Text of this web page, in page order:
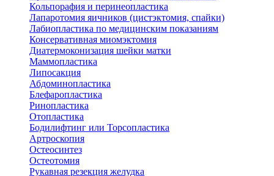
Кольпорафия и перинеопластика
Лапаротомия яичников (цистэктомия, спайки)
Лабиопластика по медицинским показаниям
Консервативная миомэктомия
Диатермоконизация шейки матки
Маммопластика
Липосакция
Абдоминопластика
Блефаропластика
Ринопластика
Отопластика
Бодилифтинг или Торсопластика
Артроскопия
Остеосинтез
Остеотомия
Рукавная резекция желудка